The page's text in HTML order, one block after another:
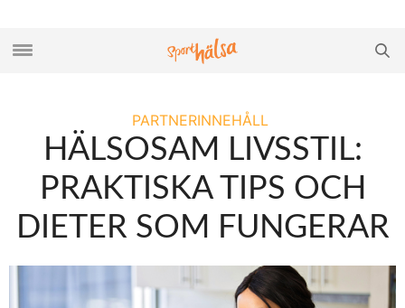
PARTNERINNEHÅLL
HÄLSOSAM LIVSSTIL:
PRAKTISKA TIPS OCH
DIETER SOM FUNGERAR